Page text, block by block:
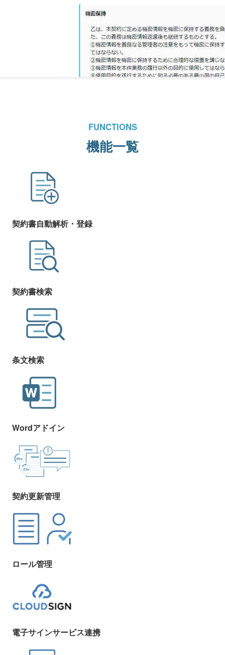
FUNCTIONS
機能一覧
契約書自動解析・登録
契約書検索
条文検索
Wordアドイン
契約更新管理
ロール管理
電子サインサービス連携